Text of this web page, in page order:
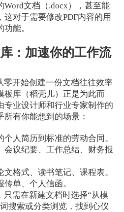
Word文档（.docx），甚至能
对于需要修改PDF内容的用
能。
：加速你的工作流
零开始创建一份文档往往效率
板库（稻壳儿）正是为此而
专业设计师和行业专家制作的
有你能想到的场景：
人简历到标准的劳动合同。
会议纪要、工作总结、财务报
文格式、读书笔记、课程表。
传单、个人信函。
只需在新建文档时选择“从模
搜索或分类浏览，找到心仪